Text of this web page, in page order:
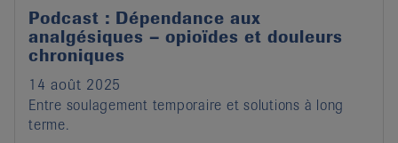
Podcast : Dépendance aux
analgésiques – opioïdes et douleurs
chroniques
14 août 2025
Entre soulagement temporaire et solutions à long
terme.